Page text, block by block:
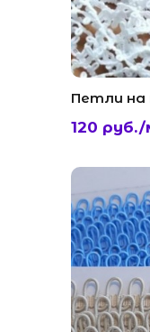
Петли на
120 руб./